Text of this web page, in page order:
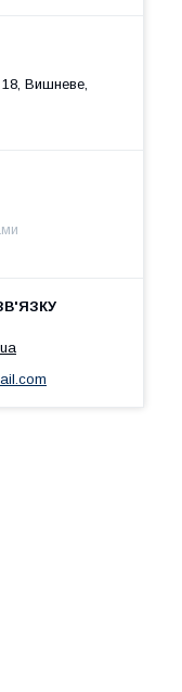
Вишневе,